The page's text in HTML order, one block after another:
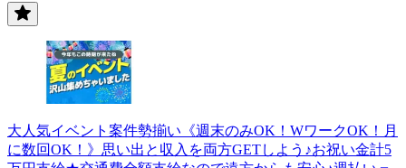
大人気イベント案件勢揃い《週末のみOK！WワークOK！月
に数回OK！》思い出と収入を両方GETしよう♪お祝い金計5